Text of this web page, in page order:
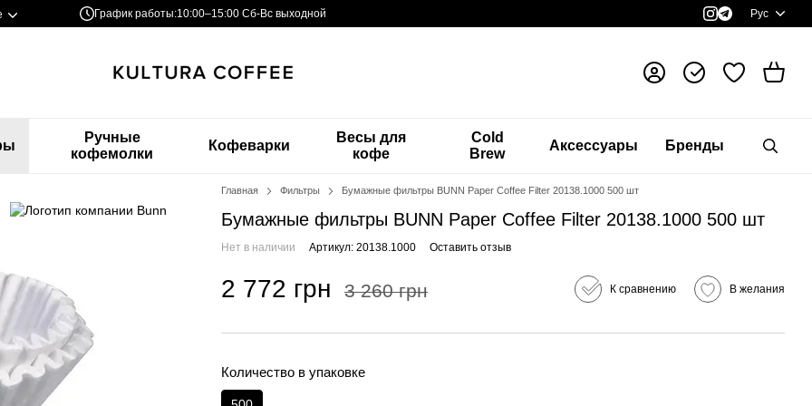
График работы:10:00–15:00 Сб-Вс выходной Рус
Ручные
кофемолки
Кофеварки
Весы для
кофе
Cold
Brew
Аксессуары Бренды
Главная Фильтры Бумажные фильтры BUNN Paper Coffee Filter 20138.1000 500 шт
Бумажные фильтры BUNN Paper Coffee Filter 20138.1000 500 шт
Нет в наличии Артикул: 20138.1000 Оставить отзыв
2 772 грн 3 260 грн К сравнению В желания
Количество в упаковке